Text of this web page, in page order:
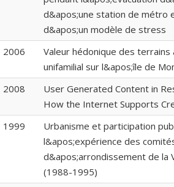
d&apos;une station de métro
d&apos;un modèle de stress
2006
Valeur hédonique des
unifamilial sur l&apos;île de
2008
User Generated Content in
How the Internet Supports
1999
Urbanisme et participation
l&apos;expérience des
d&apos;arrondissement de la
(1988-1995)